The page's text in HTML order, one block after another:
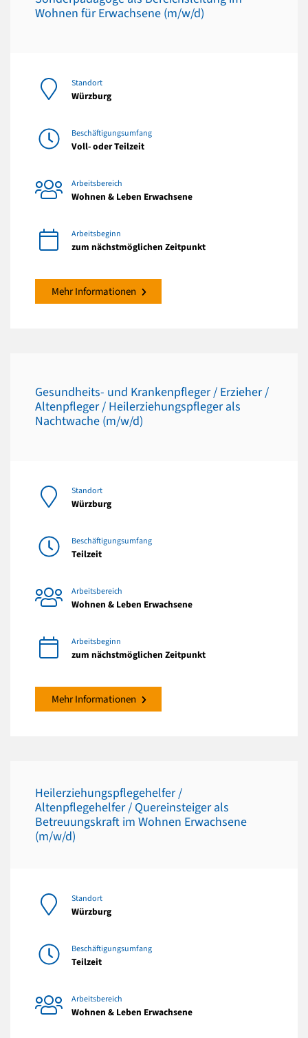
Wohnen für Erwachsene (m/w/d)
Standort
Würzburg
Beschäftigungsumfang
Voll- oder Teilzeit
Arbeitsbereich
Wohnen & Leben Erwachsene
Arbeitsbeginn
zum nächstmöglichen Zeitpunkt
Mehr Informationen
Gesundheits- und Krankenpfleger / Erzieher /
Altenpfleger / Heilerziehungspfleger als
Nachtwache (m/w/d)
Standort
Würzburg
Beschäftigungsumfang
Teilzeit
Arbeitsbereich
Wohnen & Leben Erwachsene
Arbeitsbeginn
zum nächstmöglichen Zeitpunkt
Mehr Informationen
Heilerziehungspflegehelfer /
Altenpflegehelfer / Quereinsteiger als
Betreuungskraft im Wohnen Erwachsene
(m/w/d)
Standort
Würzburg
Beschäftigungsumfang
Teilzeit
Arbeitsbereich
Wohnen & Leben Erwachsene